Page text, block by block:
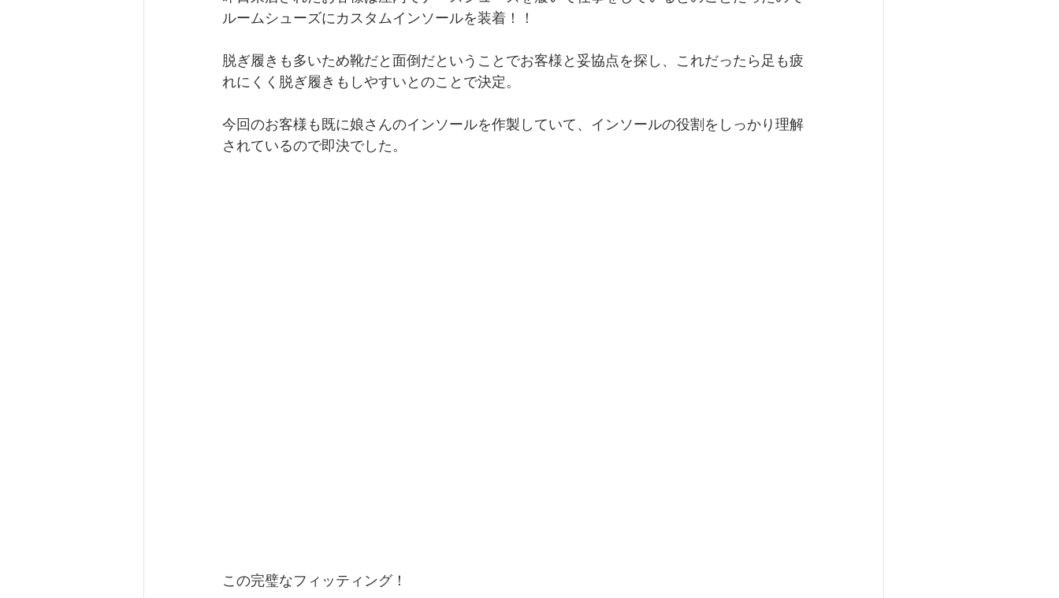
ルームシューズにカスタムインソールを装着！！
脱ぎ履きも多いため靴だと面倒だということでお客様と妥協点を探し、これだったら足も疲
れにくく脱ぎ履きもしやすいとのことで決定。
今回のお客様も既に娘さんのインソールを作製していて、インソールの役割をしっかり理解
されているので即決でした。
この完璧なフィッティング！